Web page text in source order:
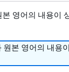
영어의 내용이
본 영어의 내용